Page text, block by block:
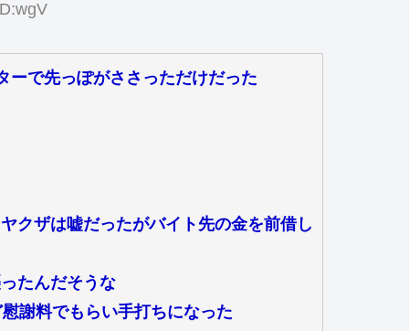
ーで先っぽがささっただけだった
クザは嘘だったがバイト先の金を前借し
たんだそうな
謝料でもらい手打ちになった